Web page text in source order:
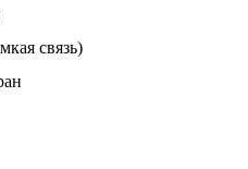
связь)